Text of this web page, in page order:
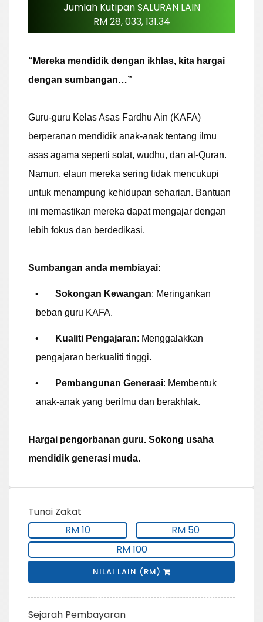
Jumlah Kutipan SALURAN LAIN
RM 28, 033, 131.34
“Mereka mendidik dengan ikhlas, kita hargai
dengan sumbangan…”
Guru-guru Kelas Asas Fardhu Ain (KAFA)
berperanan mendidik anak-anak tentang ilmu
asas agama seperti solat, wudhu, dan al-Quran.
Namun, elaun mereka sering tidak mencukupi
untuk menampung kehidupan seharian. Bantuan
ini memastikan mereka dapat mengajar dengan
lebih fokus dan berdedikasi.
Sumbangan anda membiayai:
• Sokongan Kewangan: Meringankan
beban guru KAFA.
• Kualiti Pengajaran: Menggalakkan
pengajaran berkualiti tinggi.
• Pembangunan Generasi: Membentuk
anak-anak yang berilmu dan berakhlak.
Hargai pengorbanan guru. Sokong usaha
mendidik generasi muda.
Tunai Zakat
RM 10
RM 50
RM 100
NILAI LAIN (RM)
Sejarah Pembayaran